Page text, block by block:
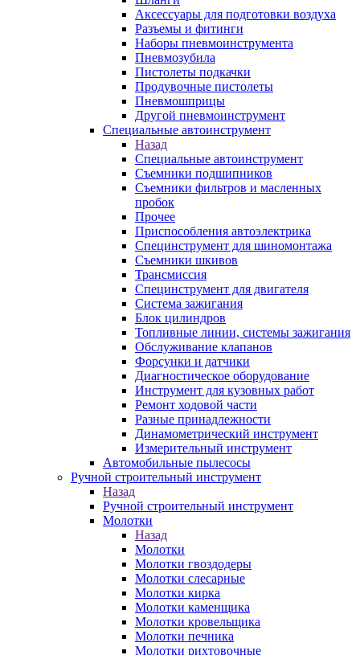
Аксессуары для подготовки воздуха
Разъемы и фитинги
Наборы пневмоинструмента
Пневмозубила
Пистолеты подкачки
Продувочные пистолеты
Пневмошприцы
Другой пневмоинструмент
Специальные автоинструмент
Назад
Специальные автоинструмент
Съемники подшипников
Съемники фильтров и масленных
пробок
Прочее
Приспособления автоэлектрика
Специнструмент для шиномонтажа
Съемники шкивов
Трансмиссия
Специнструмент для двигателя
Система зажигания
Блок цилиндров
Топливные линии, системы зажигания
Обслуживание клапанов
Форсунки и датчики
Диагностическое оборудование
Инструмент для кузовных работ
Ремонт ходовой части
Разные принадлежности
Динамометрический инструмент
Измерительный инструмент
Автомобильные пылесосы
Ручной строительный инструмент
Назад
Ручной строительный инструмент
Молотки
Назад
Молотки
Молотки гвоздодеры
Молотки слесарные
Молотки кирка
Молотки каменщика
Молотки кровельщика
Молотки печника
Молотки рихтовочные